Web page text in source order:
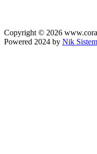
Copyright © 2026
Powered 2024 by Nik